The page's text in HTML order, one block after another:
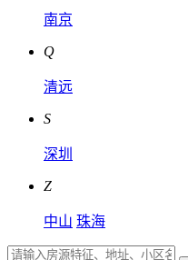
南京
Q
清远
S
深圳
Z
中山 珠海